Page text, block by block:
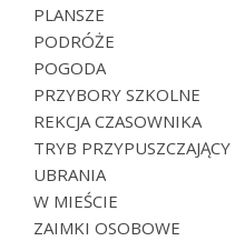
PLANSZE
PODRÓŻE
POGODA
PRZYBORY SZKOLNE
REKCJA CZASOWNIKA
TRYB PRZYPUSZCZAJĄCY
UBRANIA
W MIEŚCIE
ZAIMKI OSOBOWE